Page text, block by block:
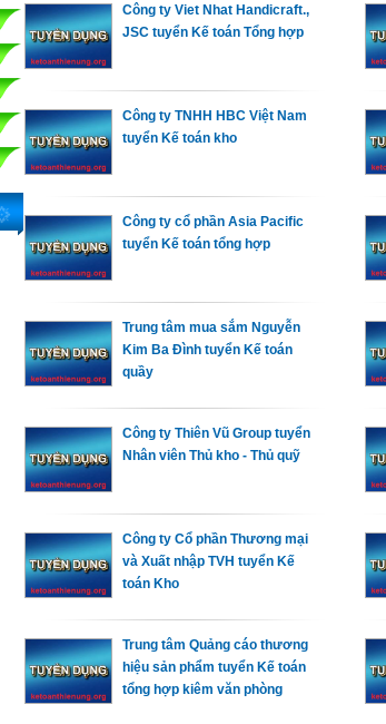
Công ty Viet Nhat Handicraft.,
JSC tuyển Kế toán Tổng hợp
Công ty TNHH HBC Việt Nam
tuyển Kế toán kho
Công ty cổ phần Asia Pacific
tuyển Kế toán tổng hợp
Trung tâm mua sắm Nguyễn
Kim Ba Đình tuyển Kế toán
quầy
Công ty Thiên Vũ Group tuyển
Nhân viên Thủ kho - Thủ quỹ
Công ty Cổ phần Thương mại
và Xuất nhập TVH tuyển Kế
toán Kho
Trung tâm Quảng cáo thương
hiệu sản phẩm tuyển Kế toán
tổng hợp kiêm văn phòng